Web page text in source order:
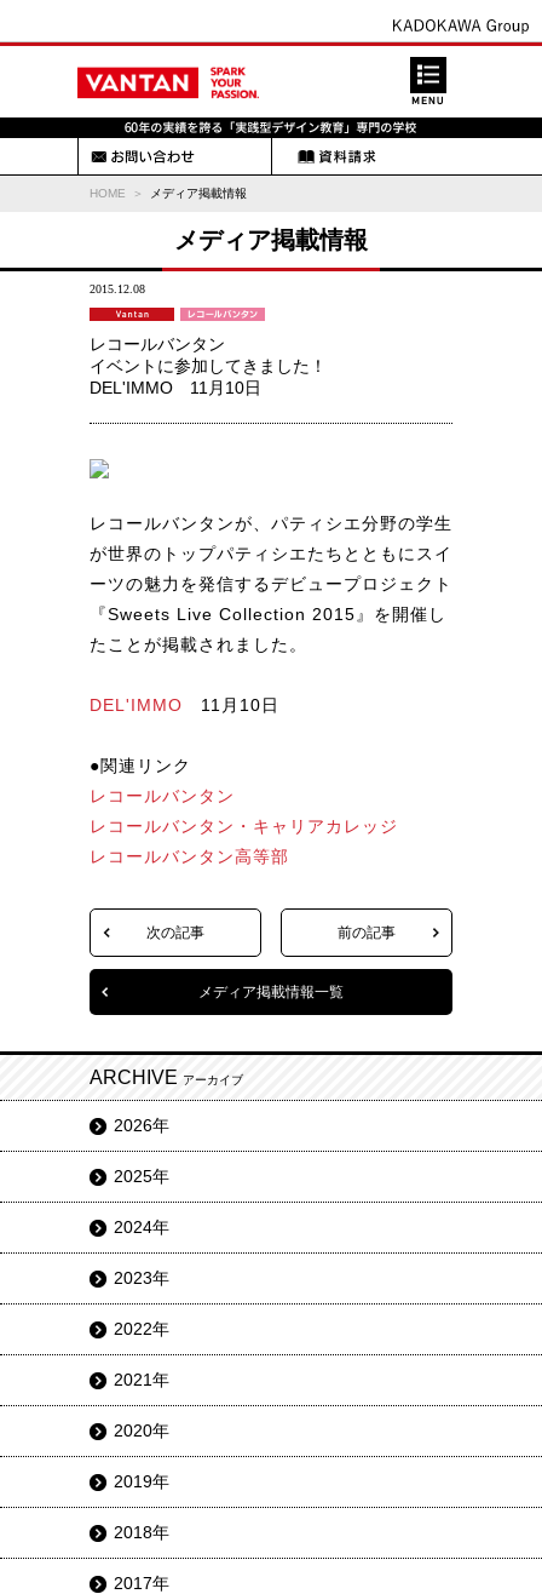
HOME メディア掲載情報
メディア掲載情報
2015.12.08
レコールバンタン
イベントに参加してきました！
DEL'IMMO 11月10日
レコールバンタンが、パティシエ分野の学生
が世界のトップパティシエたちとともにスイ
ーツの魅力を発信するデビュープロジェクト
『Sweets Live Collection 2015』を開催し
たことが掲載されました。
DEL'IMMO 11月10日
●関連リンク
レコールバンタン
レコールバンタン・キャリアカレッジ
レコールバンタン高等部
次の記事 前の記事
メディア掲載情報一覧
ARCHIVE アーカイブ
2026年
2025年
2024年
2023年
2022年
2021年
2020年
2019年
2018年
2017年